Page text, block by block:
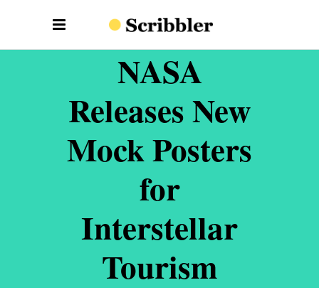
NASA
Releases New
Mock Posters
for
Interstellar
Tourism